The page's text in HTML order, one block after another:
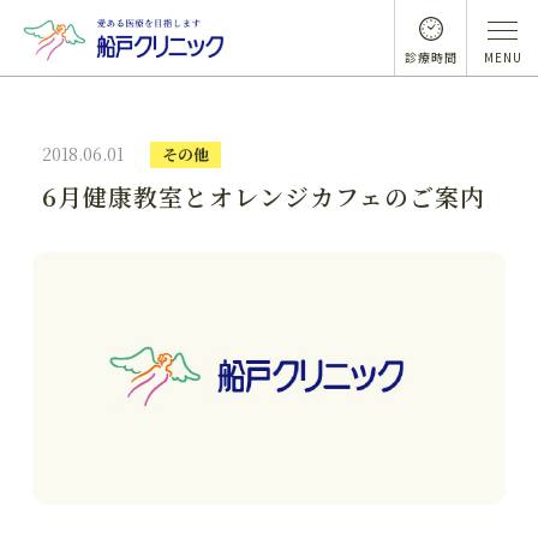
診療時間 MENU
2018.06.01 その他
6月健康教室とオレンジカフェのご案内